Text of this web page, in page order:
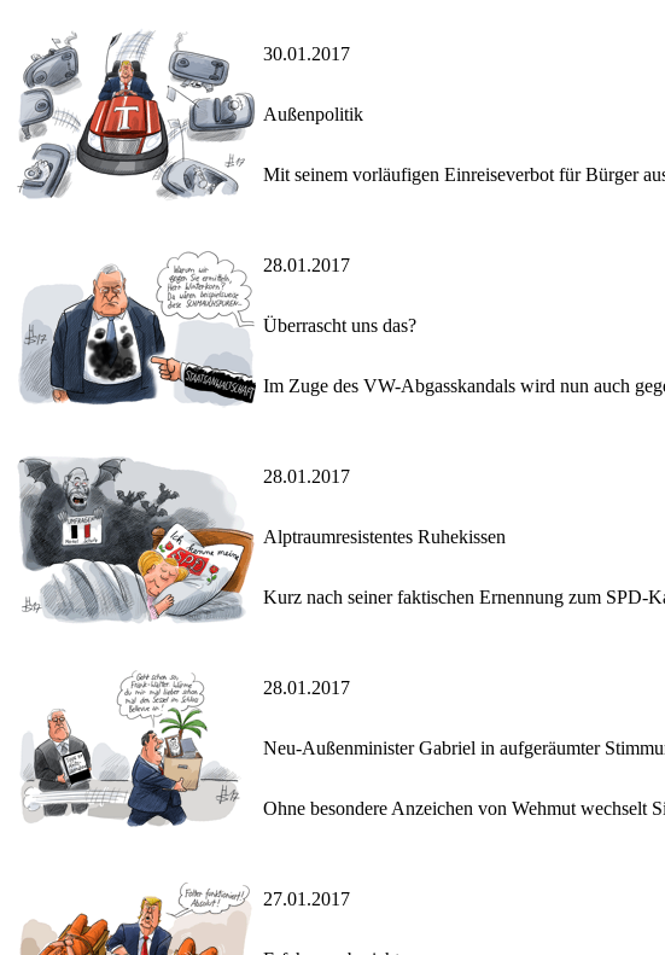
30.01.2017
Außenpolitik
Mit seinem vorläufigen Einreiseverbot für Bürger
28.01.2017
Überrascht uns das?
Im Zuge des VW-Abgasskandals wird nun auch
28.01.2017
Alptraumresistentes Ruhekissen
Kurz nach seiner faktischen Ernennung zum SPD-
28.01.2017
Neu-Außenminister Gabriel in aufgeräumter
Ohne besondere Anzeichen von Wehmut wechselt
27.01.2017